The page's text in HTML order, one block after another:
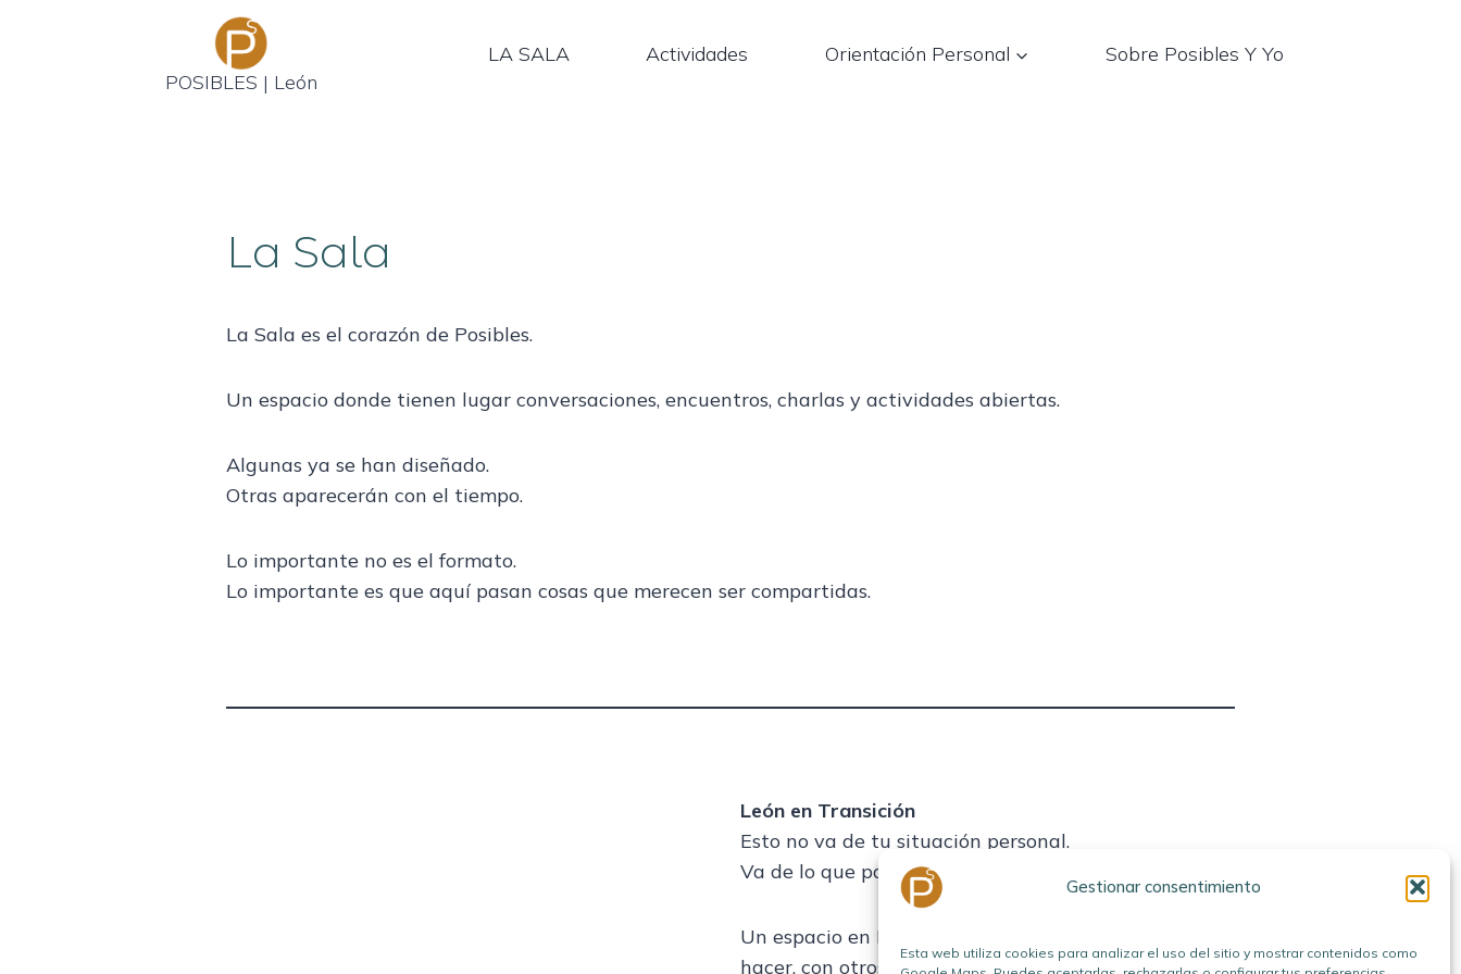
Gestionar consentimiento
Esta web utiliza cookies para analizar el uso del sitio y mostrar contenidos como
POSIBLES | León
LA SALA Actividades Orientación Personal Sobre Posibles Y Yo
La Sala
La Sala es el corazón de Posibles.
Un espacio donde tienen lugar conversaciones, encuentros, charlas y actividades abiertas.
Algunas ya se han diseñado.
Otras aparecerán con el tiempo.
Lo importante no es el formato.
Lo importante es que aquí pasan cosas que merecen ser compartidas.
León en Transición
Esto no va de tu situación personal.
Va de lo que pasa fuera… y de no quedarse mirando.
Un espacio en León para juntarnos y empezar a
hacer, con otros.